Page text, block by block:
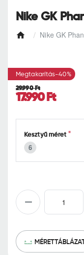
e
Nike GK
Nike GK
Megtakarítás-40%
17.990 Ft
29.990 Ft
Kesztyű méret
6